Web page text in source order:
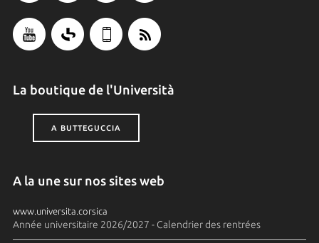
La boutique de l'Università
A BUTTEGUCCIA
A la une sur nos sites web
www.universita.corsica
Année universitaire 2026/2027 - Calendrier des rentrées